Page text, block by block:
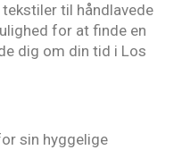
til håndlavede
for at finde en
dig om din tid i Los
sin hyggelige